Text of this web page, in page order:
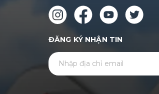
ĐĂNG KÝ NHẬN TIN